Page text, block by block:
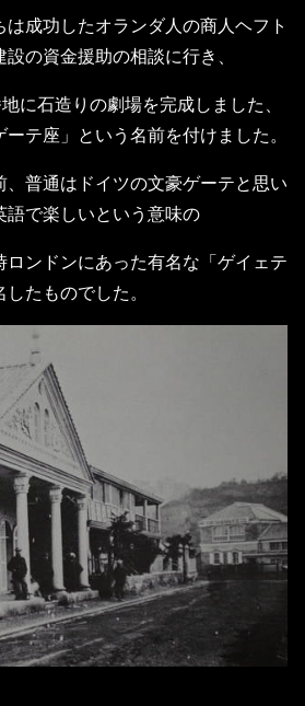
成功したオランダ人の商人ヘフト
の資金援助の相談に行き、
に石造りの劇場を完成しました、
テ座」という名前を付けました。
、普通はドイツの文豪ゲーテと思い
語で楽しいという意味の
ロンドンにあった有名な「ゲイェテ
たものでした。